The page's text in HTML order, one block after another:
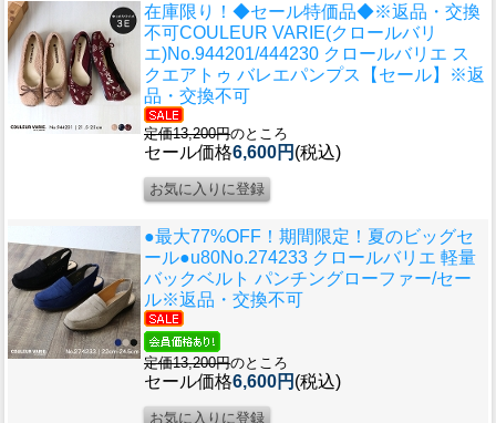
在庫限り！◆セール特価品◆※返品・交換
不可COULEUR VARIE(クロールバリ
エ)No.944201/444230 クロールバリエ ス
クエアトゥ バレエパンプス【セール】※返
品・交換不可
定価13,200円のところ
セール価格6,600円 (税込)
●最大77%OFF！期間限定！夏のビッグセ
ール●u80No.274233 クロールバリエ 軽量
バックベルト パンチングローファー/セー
ル※返品・交換不可
定価13,200円のところ
セール価格6,600円 (税込)